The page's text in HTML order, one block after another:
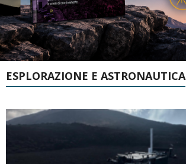
ESPLORAZIONE E ASTRONAUTICA